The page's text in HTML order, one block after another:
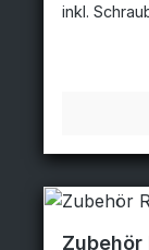
inkl.